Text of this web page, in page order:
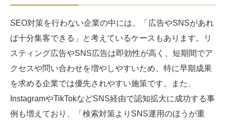
SEO対策を行わない企業の中には、「広告やSNSがあれ
ば十分集客できる」と考えているケースもあります。リ
スティング広告やSNS広告は即効性が高く、短期間でア
クセスや問い合わせを増やしやすいため、特に早期成果
を求める企業では優先されやすい施策です。また、
InstagramやTikTokなどSNS経由で認知拡大に成功する事
例も増えており、「検索対策よりSNS運用のほうが重